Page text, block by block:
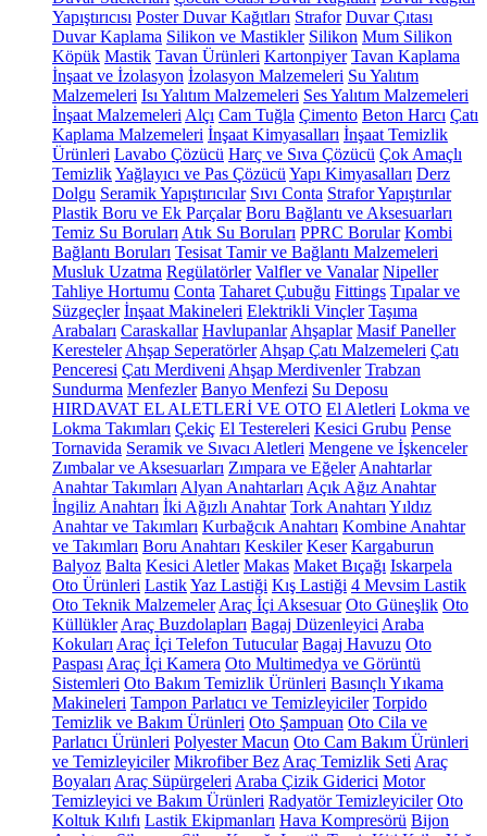
Yapıştırıcısı Poster Duvar Kağıtları Strafor Duvar Çıtası
Duvar Kaplama Silikon ve Mastikler Silikon Mum Silikon
Köpük Mastik Tavan Ürünleri Kartonpiyer Tavan Kaplama
İnşaat ve İzolasyon İzolasyon Malzemeleri Su Yalıtım
Malzemeleri Isı Yalıtım Malzemeleri Ses Yalıtım Malzemeleri
İnşaat Malzemeleri Alçı Cam Tuğla Çimento Beton Harcı Çatı
Kaplama Malzemeleri İnşaat Kimyasalları İnşaat Temizlik
Ürünleri Lavabo Çözücü Harç ve Sıva Çözücü Çok Amaçlı
TemizlikYağlayıcı ve Pas Çözücü Yapı Kimyasalları Derz
Dolgu Seramik Yapıştırıcılar Sıvı Conta Strafor Yapıştırılar
Plastik Boru ve Ek Parçalar Boru Bağlantı ve Aksesuarları
Temiz Su Boruları Atık Su Boruları PPRC Borular Kombi
Bağlantı Boruları Tesisat Tamir ve Bağlantı Malzemeleri
Musluk Uzatma Regülatörler Valfler ve Vanalar Nipeller
Tahliye Hortumu Conta Taharet Çubuğu Fittings Tıpalar ve
Süzgeçler İnşaat Makineleri Elektrikli Vinçler Taşıma
Arabaları Caraskallar Havlupanlar Ahşaplar Masif Paneller
Keresteler Ahşap Seperatörler Ahşap Çatı Malzemeleri Çatı
Penceresi Çatı Merdiveni Ahşap Merdivenler Trabzan
Sundurma Menfezler Banyo Menfezi Su Deposu
HIRDAVAT EL ALETLERİ VE OTO El Aletleri Lokma ve
Lokma Takımları Çekiç El Testereleri Kesici Grubu Pense
Tornavida Seramik ve Sıvacı Aletleri Mengene ve İşkenceler
Zımbalar ve Aksesuarları Zımpara ve Eğeler Anahtarlar
Anahtar Takımları Alyan Anahtarları Açık Ağız Anahtar
İngiliz Anahtarı İki Ağızlı Anahtar Tork Anahtarı Yıldız
Anahtar ve Takımları Kurbağcık Anahtarı Kombine Anahtar
ve Takımları Boru Anahtarı Keskiler Keser Kargaburun
Balyoz Balta Kesici Aletler Makas Maket Bıçağı Iskarpela
Oto Ürünleri LastikYaz Lastiği Kış Lastiği 4 Mevsim Lastik
Oto Teknik Malzemeler Araç İçi Aksesuar Oto Güneşlik Oto
Küllükler Araç Buzdolapları Bagaj Düzenleyici Araba
Kokuları Araç İçi Telefon Tutucular Bagaj Havuzu Oto
Paspası Araç İçi Kamera Oto Multimedya ve Görüntü
Sistemleri Oto Bakım Temizlik Ürünleri Basınçlı Yıkama
Makineleri Tampon Parlatıcı ve Temizleyiciler Torpido
Temizlik ve Bakım Ürünleri Oto Şampuan Oto Cila ve
Parlatıcı Ürünleri Polyester Macun Oto Cam Bakım Ürünleri
ve Temizleyiciler Mikrofiber Bez Araç Temizlik Seti Araç
Boyaları Araç Süpürgeleri Araba Çizik Giderici Motor
Temizleyici ve Bakım Ürünleri Radyatör Temizleyiciler Oto
Koltuk Kılıfı Lastik Ekipmanları Hava Kompresörü Bijon